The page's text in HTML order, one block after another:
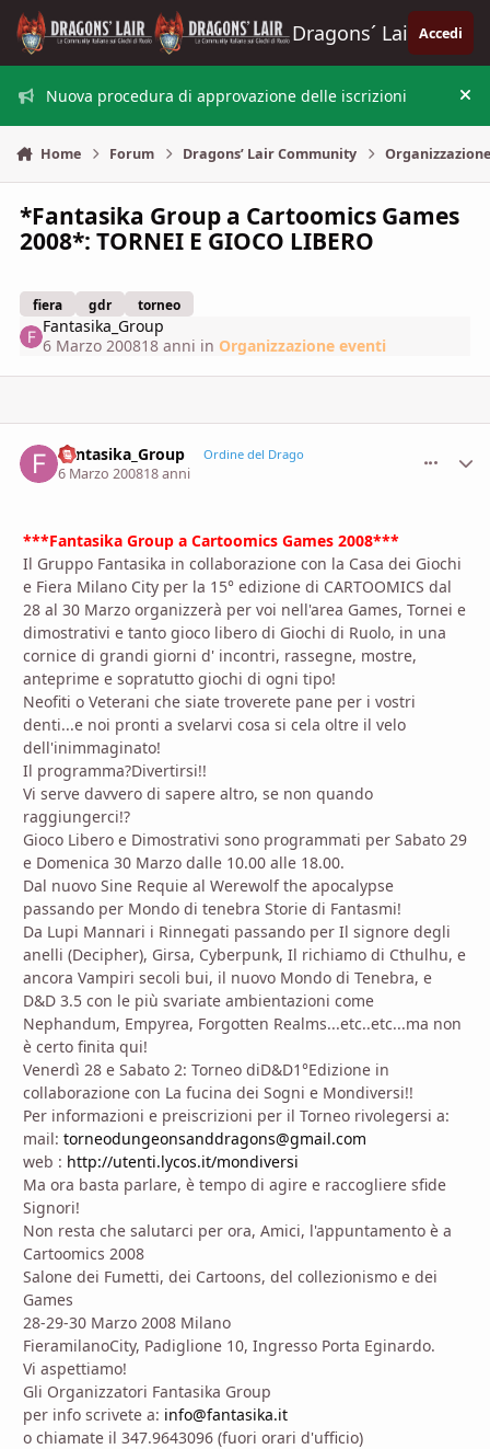
Vai al contenuto
Dragons´ Lair Accedi
Nuova procedura di approvazione delle iscrizioni
Home Forum Dragons’ Lair Community
*Fantasika Group a Cartoomics Games
2008*: TORNEI E GIOCO LIBERO
fiera gdr torneo
Fantasika_Group
6 Marzo 200818 anni in Organizzazione eventi
Fantasika_Group Ordine del Drago
6 Marzo 200818 anni
***Fantasika Group a Cartoomics Games 2008***
Il Gruppo Fantasika in collaborazione con la Casa dei Giochi
e Fiera Milano City per la 15° edizione di CARTOOMICS dal
28 al 30 Marzo organizzerà per voi nell'area Games, Tornei e
dimostrativi e tanto gioco libero di Giochi di Ruolo, in una
cornice di grandi giorni d' incontri, rassegne, mostre,
anteprime e sopratutto giochi di ogni tipo!
Neofiti o Veterani che siate troverete pane per i vostri
denti...e noi pronti a svelarvi cosa si cela oltre il velo
dell'inimmaginato!
Il programma?Divertirsi!!
Vi serve davvero di sapere altro, se non quando
raggiungerci!?
Gioco Libero e Dimostrativi sono programmati per Sabato 29
e Domenica 30 Marzo dalle 10.00 alle 18.00.
Dal nuovo Sine Requie al Werewolf the apocalypse
passando per Mondo di tenebra Storie di Fantasmi!
Da Lupi Mannari i Rinnegati passando per Il signore degli
anelli (Decipher), Girsa, Cyberpunk, Il richiamo di Cthulhu, e
ancora Vampiri secoli bui, il nuovo Mondo di Tenebra, e
D&D 3.5 con le più svariate ambientazioni come
Nephandum, Empyrea, Forgotten Realms...etc..etc...ma non
è certo finita qui!
Venerdì 28 e Sabato 2: Torneo diD&D1°Edizione in
collaborazione con La fucina dei Sogni e Mondiversi!!
Per informazioni e preiscrizioni per il Torneo rivolegersi a:
mail: torneodungeonsanddragons@gmail.com
web : http://utenti.lycos.it/mondiversi
Ma ora basta parlare, è tempo di agire e raccogliere sfide
Signori!
Non resta che salutarci per ora, Amici, l'appuntamento è a
Cartoomics 2008
Salone dei Fumetti, dei Cartoons, del collezionismo e dei
Games
28-29-30 Marzo 2008 Milano
FieramilanoCity, Padiglione 10, Ingresso Porta Eginardo.
Vi aspettiamo!
Gli Organizzatori Fantasika Group
per info scrivete a: info@fantasika.it
o chiamate il 347.9643096 (fuori orari d'ufficio)